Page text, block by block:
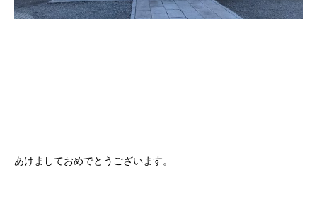
あけましておめでとうございます。